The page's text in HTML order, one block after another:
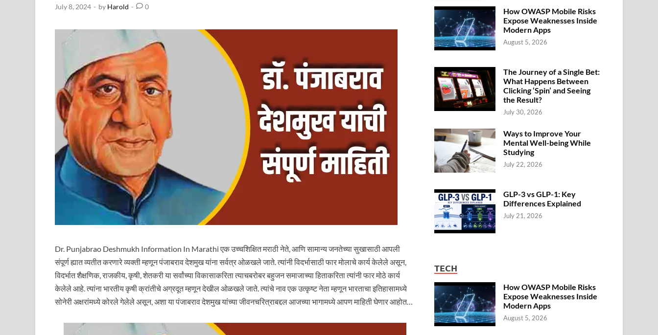
July 8, 2024 - by Harold - 0
Dr. Punjabrao Deshmukh Information In Marathi एक उच्चशिक्षित मराठी नेते, आणि सामान्य जनतेच्या सुखासाठी आपली
संपूर्ण ह्यात व्यतीत करणारे व्यक्ती म्हणून पंजाबराव देशमुख यांना सर्वत्र ओळखले जाते. त्यांनी विदर्भासाठी फार मोलाचे कार्य केलेले असून,
विदर्भात शैक्षणिक, राजकीय, कृषी, शेतकरी या सर्वांच्या विकासाकरिता त्याचबरोबर बहुजन समाजाच्या हिताकरिता त्यांनी फार मोठे कार्य
केलेले आहे. त्यांना भारतीय कृषी क्रांतीचे अग्रदूत म्हणून देखील ओळखले जाते. त्यांचे नाव एक उत्कृष्ट नेता म्हणून भारताचा इतिहासामध्ये
सोनेरी अक्षरांमध्ये कोरले गेलेले असून, अशा या पंजाबराव देशमुख यांच्या जीवनचरित्राबद्दल आजच्या भागामध्ये आपण माहिती घेणार आहोत…
How OWASP Mobile Risks
Expose Weaknesses Inside
Modern Apps
August 5, 2026
The Journey of a Single Bet:
What Happens Between
Clicking ‘Spin’ and Seeing
the Result?
July 30, 2026
Ways to Improve Your
Mental Well-being While
Studying
July 22, 2026
GLP-3 vs GLP-1: Key
Differences Explained
July 21, 2026
TECH
How OWASP Mobile Risks
Expose Weaknesses Inside
Modern Apps
August 5, 2026